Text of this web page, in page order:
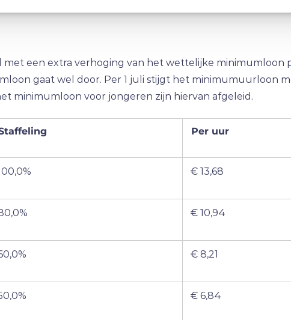
een extra verhoging van het wettelijke minimumloon
gaat wel door. Per 1 juli stijgt het minimumuurloon
minimumloon voor jongeren zijn hiervan afgeleid.
Per uur
€ 13,68
€ 10,94
€ 8,21
€ 6,84